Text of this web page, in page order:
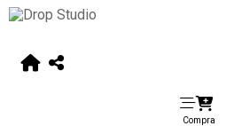
Compra